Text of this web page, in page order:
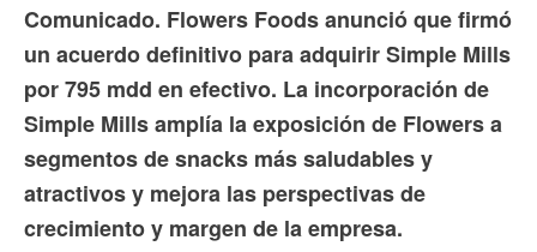
Comunicado. Flowers Foods anunció que firmó
un acuerdo definitivo para adquirir Simple Mills
por 795 mdd en efectivo. La incorporación de
Simple Mills amplía la exposición de Flowers a
segmentos de snacks más saludables y
atractivos y mejora las perspectivas de
crecimiento y margen de la empresa.